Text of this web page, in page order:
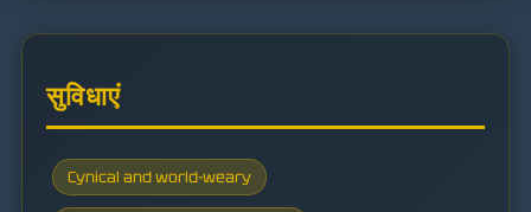
सुविधाएं
Cynical and world-weary